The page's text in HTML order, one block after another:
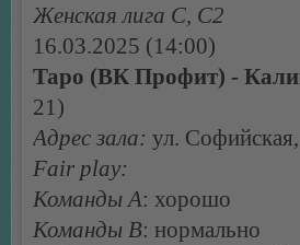
Женская лига С, С2
16.03.2025 (14:00)
Таро (ВК Профит) -
21)
Адрес зала: ул.
Fair play:
Команды А: хорошо
Команды В: нормально